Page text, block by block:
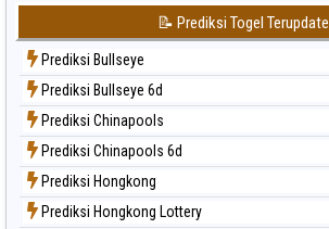
Paito Harian Japan 6d
Paito Harian Korea
Paito Harian Kuda Lari
Paito Harian Magnum Cambodia
Paito Harian Nagoya
Paito Harian New York Midday
Paito Harian North Carolina Day
Paito Harian Pcso
📝 Prediksi Togel Terupdate
Prediksi Bullseye
Prediksi Bullseye 6d
Prediksi Chinapools
Prediksi Chinapools 6d
Prediksi Hongkong
Prediksi Hongkong Lottery